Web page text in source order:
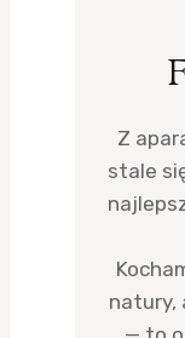
Z
stale
natury,